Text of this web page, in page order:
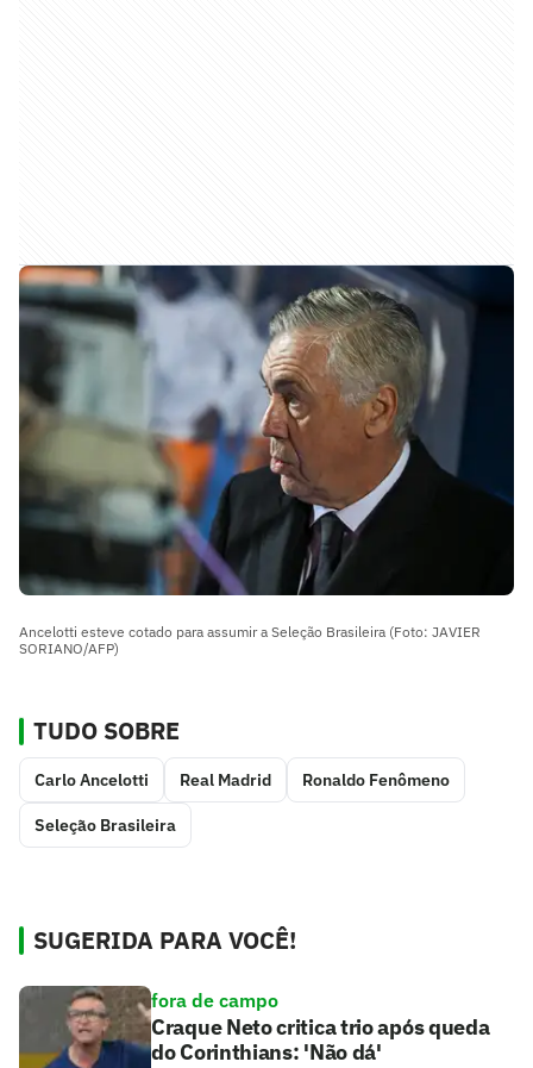
Ancelotti esteve cotado para assumir a Seleção Brasileira (Foto: JAVIER
SORIANO/AFP)
TUDO SOBRE
Carlo Ancelotti Real Madrid Ronaldo Fenômeno
Seleção Brasileira
SUGERIDA PARA VOCÊ!
fora de campo
Craque Neto critica trio após queda
do Corinthians: 'Não dá'